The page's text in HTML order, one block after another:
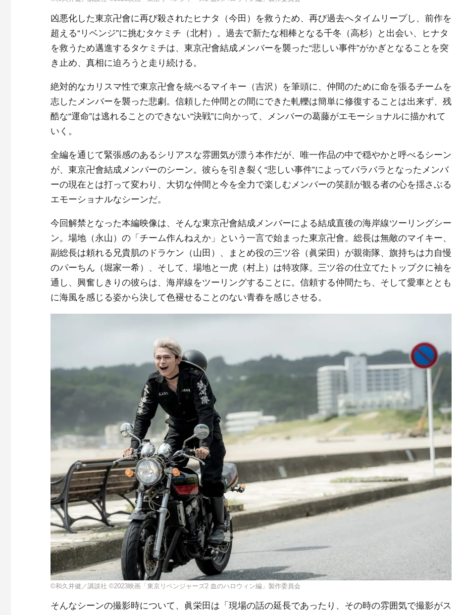
凶悪化した東京卍會に再び殺されたヒナタ（今田）を救うため、再び過去へタイムリープし、前作を
超える“リベンジ”に挑むタケミチ（北村）。過去で新たな相棒となる千冬（高杉）と出会い、ヒナタ
を救うため邁進するタケミチは、東京卍會結成メンバーを襲った“悲しい事件”がかぎとなることを突
き止め、真相に迫ろうと走り続ける。
絶対的なカリスマ性で東京卍會を統べるマイキー（吉沢）を筆頭に、仲間のために命を張るチームを
志したメンバーを襲った悲劇。信頼した仲間との間にできた軋轢は簡単に修復することは出来ず、残
酷な“運命”は逃れることのできない“決戦”に向かって、メンバーの葛藤がエモーショナルに描かれて
いく。
全編を通じて緊張感のあるシリアスな雰囲気が漂う本作だが、唯一作品の中で穏やかと呼べるシーン
が、東京卍會結成メンバーのシーン。彼らを引き裂く“悲しい事件”によってバラバラとなったメンバ
ーの現在とは打って変わり、大切な仲間と今を全力で楽しむメンバーの笑顔が観る者の心を揺さぶる
エモーショナルなシーンだ。
今回解禁となった本編映像は、そんな東京卍會結成メンバーによる結成直後の海岸線ツーリングシー
ン。場地（永山）の「チーム作んねえか」という一言で始まった東京卍會。総長は無敵のマイキー、
副総長は頼れる兄貴肌のドラケン（山田）、まとめ役の三ツ谷（眞栄田）が親衛隊、旗持ちは力自慢
のパーちん（堀家一希）、そして、場地と一虎（村上）は特攻隊。三ツ谷の仕立てたトップクに袖を
通し、興奮しきりの彼らは、海岸線をツーリングすることに。信頼する仲間たち、そして愛車ととも
に海風を感じる姿から決して色褪せることのない青春を感じさせる。
©和久井健／講談社 ©2023映画「東京リベンジャーズ2 血のハロウィン編」製作委員会
そんなシーンの撮影時について、眞栄田は「現場の話の延長であったり、その時の雰囲気で撮影がス